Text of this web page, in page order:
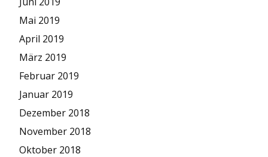
Mai 2019
April 2019
März 2019
Februar 2019
Januar 2019
Dezember 2018
November 2018
Oktober 2018